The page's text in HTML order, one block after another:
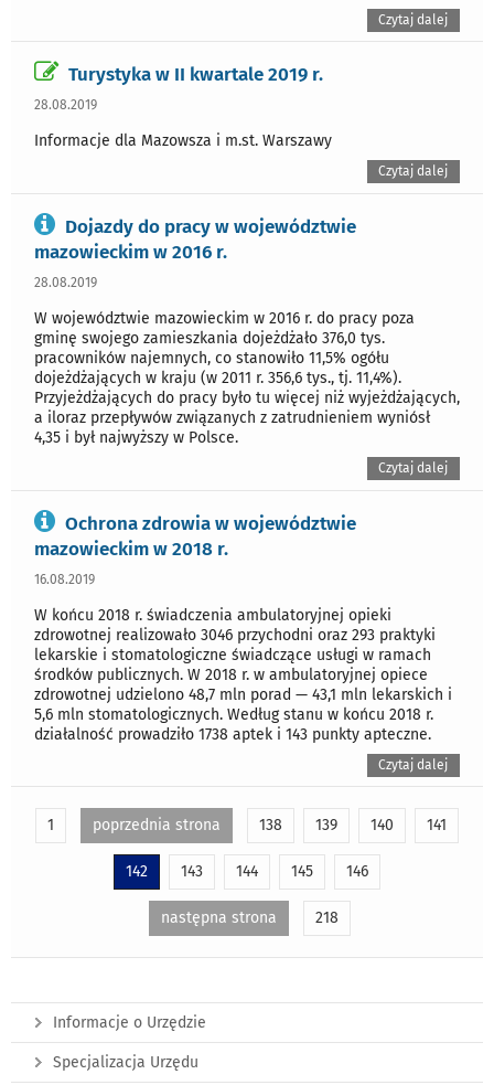
Czytaj dalej
Turystyka w II kwartale 2019 r.
28.08.2019
Informacje dla Mazowsza i m.st. Warszawy
Czytaj dalej
Dojazdy do pracy w województwie
mazowieckim w 2016 r.
28.08.2019
W województwie mazowieckim w 2016 r. do pracy poza
gminę swojego zamieszkania dojeżdżało 376,0 tys.
pracowników najemnych, co stanowiło 11,5% ogółu
dojeżdżających w kraju (w 2011 r. 356,6 tys., tj. 11,4%).
Przyjeżdżających do pracy było tu więcej niż wyjeżdżających,
a iloraz przepływów związanych z zatrudnieniem wyniósł
4,35 i był najwyższy w Polsce.
Czytaj dalej
Ochrona zdrowia w województwie
mazowieckim w 2018 r.
16.08.2019
W końcu 2018 r. świadczenia ambulatoryjnej opieki
zdrowotnej realizowało 3046 przychodni oraz 293 praktyki
lekarskie i stomatologiczne świadczące usługi w ramach
środków publicznych. W 2018 r. w ambulatoryjnej opiece
zdrowotnej udzielono 48,7 mln porad — 43,1 mln lekarskich i
5,6 mln stomatologicznych. Według stanu w końcu 2018 r.
działalność prowadziło 1738 aptek i 143 punkty apteczne.
Czytaj dalej
1 poprzednia strona 138 139 140 141
142 143 144 145 146
następna strona 218
Informacje o Urzędzie
Specjalizacja Urzędu